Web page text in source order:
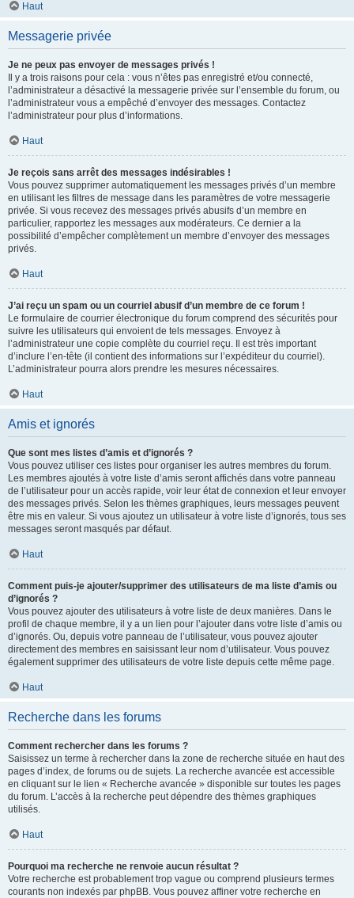
Haut
Messagerie privée
Je ne peux pas envoyer de messages privés !
Il y a trois raisons pour cela : vous n’êtes pas enregistré et/ou connecté,
l’administrateur a désactivé la messagerie privée sur l’ensemble du forum, ou
l’administrateur vous a empêché d’envoyer des messages. Contactez
l’administrateur pour plus d’informations.
Haut
Je reçois sans arrêt des messages indésirables !
Vous pouvez supprimer automatiquement les messages privés d’un membre
en utilisant les filtres de message dans les paramètres de votre messagerie
privée. Si vous recevez des messages privés abusifs d’un membre en
particulier, rapportez les messages aux modérateurs. Ce dernier a la
possibilité d’empêcher complètement un membre d’envoyer des messages
privés.
Haut
J’ai reçu un spam ou un courriel abusif d’un membre de ce forum !
Le formulaire de courrier électronique du forum comprend des sécurités pour
suivre les utilisateurs qui envoient de tels messages. Envoyez à
l’administrateur une copie complète du courriel reçu. Il est très important
d’inclure l’en-tête (il contient des informations sur l’expéditeur du courriel).
L’administrateur pourra alors prendre les mesures nécessaires.
Haut
Amis et ignorés
Que sont mes listes d’amis et d’ignorés ?
Vous pouvez utiliser ces listes pour organiser les autres membres du forum.
Les membres ajoutés à votre liste d’amis seront affichés dans votre panneau
de l’utilisateur pour un accès rapide, voir leur état de connexion et leur envoyer
des messages privés. Selon les thèmes graphiques, leurs messages peuvent
être mis en valeur. Si vous ajoutez un utilisateur à votre liste d’ignorés, tous ses
messages seront masqués par défaut.
Haut
Comment puis-je ajouter/supprimer des utilisateurs de ma liste d’amis ou
d’ignorés ?
Vous pouvez ajouter des utilisateurs à votre liste de deux manières. Dans le
profil de chaque membre, il y a un lien pour l’ajouter dans votre liste d’amis ou
d’ignorés. Ou, depuis votre panneau de l’utilisateur, vous pouvez ajouter
directement des membres en saisissant leur nom d’utilisateur. Vous pouvez
également supprimer des utilisateurs de votre liste depuis cette même page.
Haut
Recherche dans les forums
Comment rechercher dans les forums ?
Saisissez un terme à rechercher dans la zone de recherche située en haut des
pages d’index, de forums ou de sujets. La recherche avancée est accessible
en cliquant sur le lien « Recherche avancée » disponible sur toutes les pages
du forum. L’accès à la recherche peut dépendre des thèmes graphiques
utilisés.
Haut
Pourquoi ma recherche ne renvoie aucun résultat ?
Votre recherche est probablement trop vague ou comprend plusieurs termes
courants non indexés par phpBB. Vous pouvez affiner votre recherche en